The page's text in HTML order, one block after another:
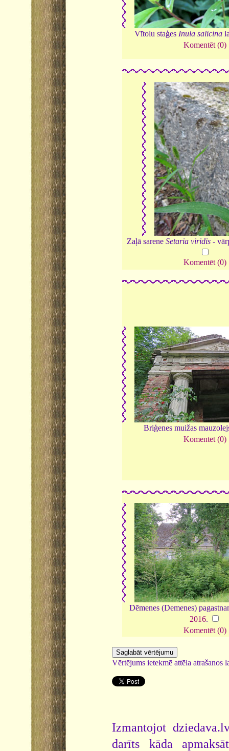
Vītolu staģes Inula salicina
Komentēt (0)
Zaļā sarene Setaria viridis -
Komentēt (0)
Briģenes muižas
Komentēt (0)
Dēmenes (Demenes)
2016.
Komentēt (0)
Vērtējums ietekmē attēla atrašanos
Izmantojot
darīts kāda